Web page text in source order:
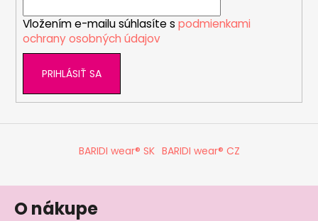
Vložením e-mailu súhlasíte s podmienkami
ochrany osobných údajov
PRIHLÁSIŤ SA
BARIDI wear® SK BARIDI wear® CZ
O nákupe